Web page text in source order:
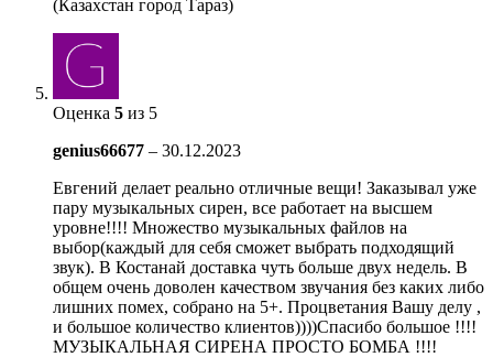
(Казахстан город Тараз)
Оценка 5 из 5
genius66677 – 30.12.2023
Евгений делает реально отличные вещи! Заказывал уже
пару музыкальных сирен, все работает на высшем
уровне!!!! Множество музыкальных файлов на
выбор(каждый для себя сможет выбрать подходящий
звук). В Костанай доставка чуть больше двух недель. В
общем очень доволен качеством звучания без каких либо
лишних помех, собрано на 5+. Процветания Вашу делу ,
и большое количество клиентов))))Спасибо большое !!!!
МУЗЫКАЛЬНАЯ СИРЕНА ПРОСТО БОМБА !!!!